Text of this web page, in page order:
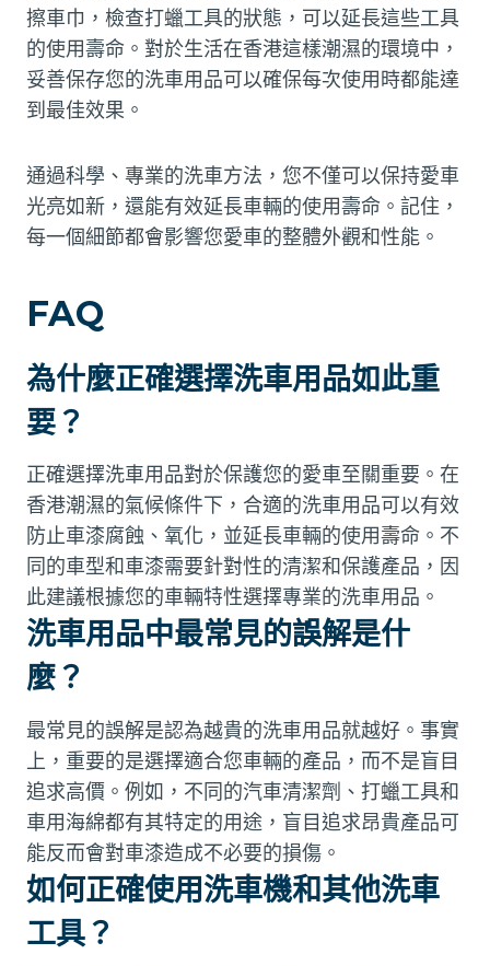
擦車巾，檢查打蠟工具的狀態，可以延長這些工具
的使用壽命。對於生活在香港這樣潮濕的環境中，
妥善保存您的洗車用品可以確保每次使用時都能達
到最佳效果。
通過科學、專業的洗車方法，您不僅可以保持愛車
光亮如新，還能有效延長車輛的使用壽命。記住，
每一個細節都會影響您愛車的整體外觀和性能。
FAQ
為什麼正確選擇洗車用品如此重
要？
正確選擇洗車用品對於保護您的愛車至關重要。在
香港潮濕的氣候條件下，合適的洗車用品可以有效
防止車漆腐蝕、氧化，並延長車輛的使用壽命。不
同的車型和車漆需要針對性的清潔和保護產品，因
此建議根據您的車輛特性選擇專業的洗車用品。
洗車用品中最常見的誤解是什
麼？
最常見的誤解是認為越貴的洗車用品就越好。事實
上，重要的是選擇適合您車輛的產品，而不是盲目
追求高價。例如，不同的汽車清潔劑、打蠟工具和
車用海綿都有其特定的用途，盲目追求昂貴產品可
能反而會對車漆造成不必要的損傷。
如何正確使用洗車機和其他洗車
工具？